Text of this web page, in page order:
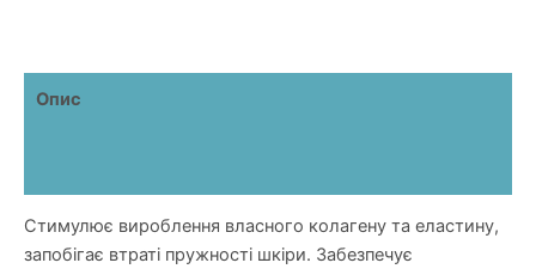
Опис
Стимулює вироблення власного колагену та еластину,
запобігає втраті пружності шкіри. Забезпечує